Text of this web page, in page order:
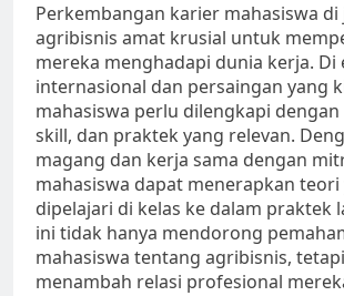
Perkembangan karier mahasiswa
agribisnis amat krusial untuk
mereka menghadapi dunia kerja. Di
internasional dan persaingan yang
mahasiswa perlu dilengkapi
skill, dan praktek yang relevan.
magang dan kerja sama dengan
mahasiswa dapat menerapkan teori
dipelajari di kelas ke dalam praktek
ini tidak hanya mendorong
mahasiswa tentang agribisnis,
menambah relasi profesional